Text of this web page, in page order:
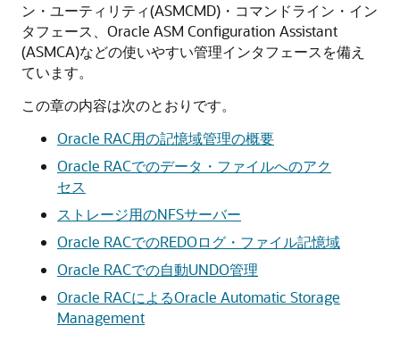
ン・ユーティリティ(ASMCMD)・コマンドライン・イン
タフェース、Oracle ASM Configuration Assistant
(ASMCA)などの使いやすい管理インタフェースを備え
ています。
この章の内容は次のとおりです。
Oracle RAC用の記憶域管理の概要
Oracle RACでのデータ・ファイルへのアク
セス
ストレージ用のNFSサーバー
Oracle RACでのREDOログ・ファイル記憶域
Oracle RACでの自動UNDO管理
Oracle RACによるOracle Automatic Storage
Management